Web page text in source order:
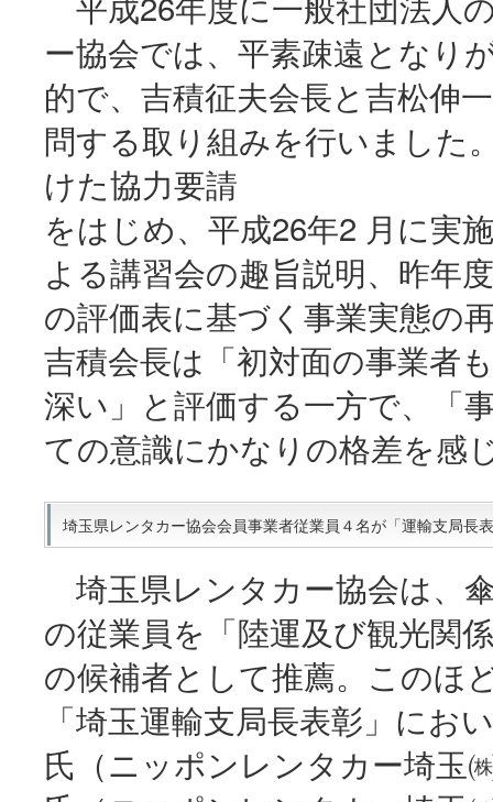
ー協会では、平素疎遠となり
的で、吉積征夫会長と吉松伸
問する取り組みを行いました
けた協力要請
をはじめ、平成26年2 月に実
よる講習会の趣旨説明、昨年
の評価表に基づく事業実態の
吉積会長は「初対面の事業者
深い」と評価する一方で、「
ての意識にかなりの格差を感
埼玉県レンタカー協会会員事業者従業員４名が「運輸支局長
埼玉県レンタカー協会は、
の従業員を「陸運及び観光関
の候補者として推薦。このほ
「埼玉運輸支局長表彰」にお
氏（ニッポンレンタカー埼玉